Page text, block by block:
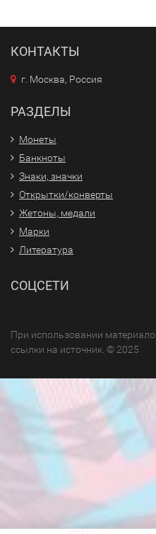
КОНТАКТЫ
г. Москва, Россия
РАЗДЕЛЫ
Монеты
Банкноты
Знаки, значки
Открытки/конверты
Жетоны, медали
Марки
Литература
СОЦСЕТИ
При использовании
ссылки на источник. © 2025